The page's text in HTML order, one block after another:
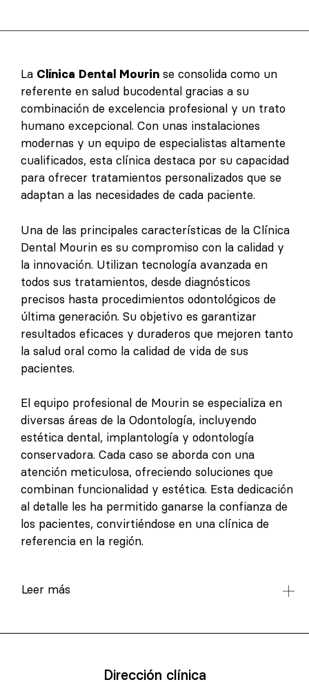
La Clínica Dental Mourin se consolida como un
referente en salud bucodental gracias a su
combinación de excelencia profesional y un trato
humano excepcional. Con unas instalaciones
modernas y un equipo de especialistas altamente
cualificados, esta clínica destaca por su capacidad
para ofrecer tratamientos personalizados que se
adaptan a las necesidades de cada paciente.
Una de las principales características de la Clínica
Dental Mourin es su compromiso con la calidad y
la innovación. Utilizan tecnología avanzada en
todos sus tratamientos, desde diagnósticos
precisos hasta procedimientos odontológicos de
última generación. Su objetivo es garantizar
resultados eficaces y duraderos que mejoren tanto
la salud oral como la calidad de vida de sus
pacientes.
El equipo profesional de Mourin se especializa en
diversas áreas de la Odontología, incluyendo
estética dental, implantología y odontología
conservadora. Cada caso se aborda con una
atención meticulosa, ofreciendo soluciones que
combinan funcionalidad y estética. Esta dedicación
al detalle les ha permitido ganarse la confianza de
los pacientes, convirtiéndose en una clínica de
referencia en la región.
Leer más
Dirección clínica